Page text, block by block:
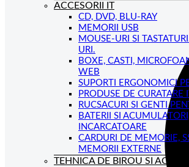
ACCESORII IT
CD, DVD, BLU-RAY
MEMORII USB
MOUSE-URI SI
URI.
BOXE, CASTI,
WEB
SUPORTI ERGONOMICI
PRODUSE DE CURATARE IT
RUCSACURI SI GENTI
BATERII SI
INCARCATOARE
CARDURI DE MEMORIE,
MEMORII EXTERNE
TEHNICA DE BIROU SI